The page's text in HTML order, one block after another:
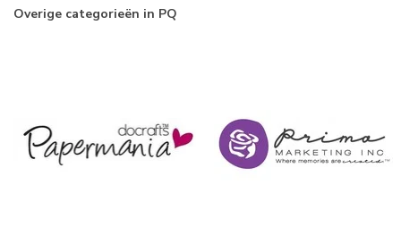
Overige categorieën in PQ